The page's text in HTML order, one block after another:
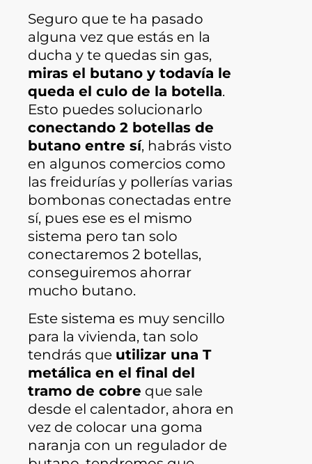
Seguro que te ha pasado
alguna vez que estás en la
ducha y te quedas sin gas,
miras el butano y todavía le
queda el culo de la botella.
Esto puedes solucionarlo
conectando 2 botellas de
butano entre sí, habrás visto
en algunos comercios como
las freidurías y pollerías varias
bombonas conectadas entre
sí, pues ese es el mismo
sistema pero tan solo
conectaremos 2 botellas,
conseguiremos ahorrar
mucho butano.
Este sistema es muy sencillo
para la vivienda, tan solo
tendrás que utilizar una T
metálica en el final del
tramo de cobre que sale
desde el calentador, ahora en
vez de colocar una goma
naranja con un regulador de